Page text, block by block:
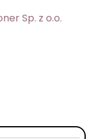
Sp. z o.o.